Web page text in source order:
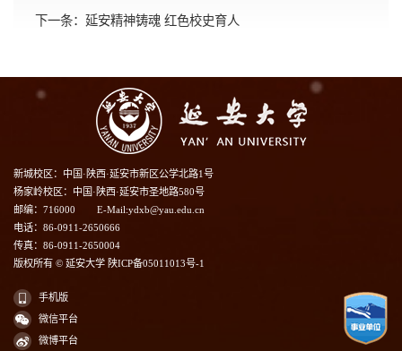
下一条： 延安精神铸魂 红色校史育人
新城校区：中国·陕西·延安市新区公学北路1号
杨家岭校区：中国·陕西·延安市圣地路580号
邮编：716000
E-Mail:ydxb@yau.edu.cn
电话：86-0911-2650666
传真：86-0911-2650004
版权所有 © 延安大学 陕ICP备05011013号-1
手机版
微信平台
微博平台